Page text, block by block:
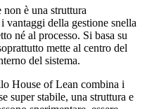
è una struttura
vantaggi della gestione snella
né al processo. Si basa su
mette al centro del
del sistema.
House of Lean combina i
super stabile, una struttura e